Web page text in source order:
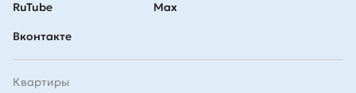
RuTube
Вконтакте
Max
Квартиры